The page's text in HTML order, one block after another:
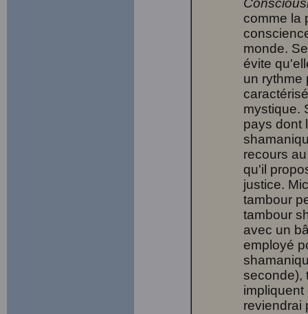
comme la
monde.
évite
un rythme
mystique.
pays dont
recours
qu'il
justice.
tambour
tambour
avec un
employé
seconde),
reviendrai